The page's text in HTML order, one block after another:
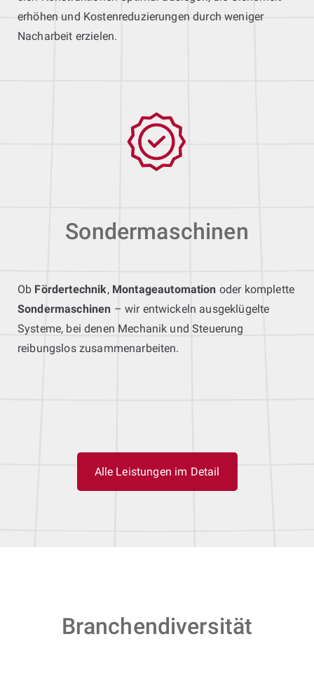
erhöhen und Kostenreduzierungen durch weniger
Nacharbeit erzielen.
Sondermaschinen
Ob Fördertechnik, Montageautomation oder komplette
Sondermaschinen – wir entwickeln ausgeklügelte
Systeme, bei denen Mechanik und Steuerung
reibungslos zusammenarbeiten.
Alle Leistungen im Detail
Branchendiversität